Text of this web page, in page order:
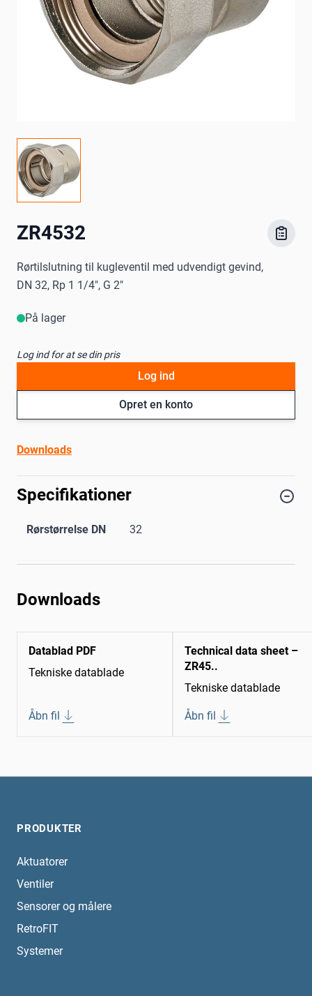
ZR4532
Rørtilslutning til kugleventil med udvendigt gevind,
DN 32, Rp 1 1/4", G 2"
På lager
Log ind for at se din pris
Opret en konto
Log ind
Downloads
Specifikationer
Rørstørrelse DN 32
Downloads
Datablad PDF
Tekniske datablade
Åbn fil
Technical data sheet –
ZR45..
Tekniske datablade
Åbn fil
PRODUKTER
Aktuatorer
Ventiler
Sensorer og målere
RetroFIT
Systemer